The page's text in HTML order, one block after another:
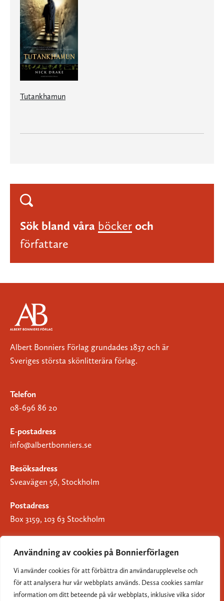
Användning av cookies på Bonnierförlagen
Vi använder cookies för att förbättra din användarupplevelse och
för att analysera hur vår webbplats används. Dessa cookies samlar
information om ditt beteende på vår webbplats, inklusive vilka sidor
Tutankhamun
Sök bland våra böcker och
författare
Albert Bonniers Förlag grundades 1837 och är
Sveriges största skönlitterära förlag.
Telefon
08-696 86 20
E-postadress
info@albertbonniers.se
Besöksadress
Sveavägen 56, Stockholm
Postadress
Box 3159, 103 63 Stockholm
Om Bonnierförlagen
Cookies